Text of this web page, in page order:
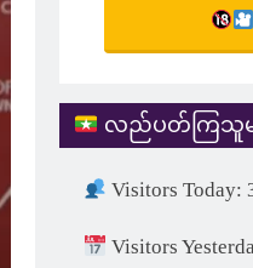
လည်ပတ်ကြသူမ
Visitors Today:
Visitors